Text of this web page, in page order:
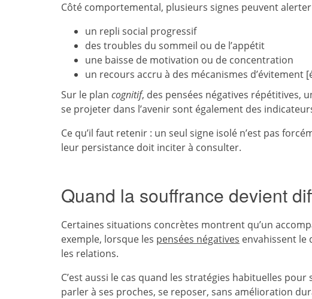
Côté comportemental, plusieurs signes peuvent
un repli social progressif
des troubles du sommeil ou de l’appétit
une baisse de motivation ou de concentration
un recours accru à des mécanismes d’évitement
Sur le plan cognitif, des pensées négatives répétitives,
se projeter dans l’avenir sont également des
Ce qu’il faut retenir : un seul signe isolé n’est pas
leur persistance doit inciter à consulter.
Quand la souffrance devient
Certaines situations concrètes montrent qu’un
exemple, lorsque les pensées négatives envahissent
les relations.
C’est aussi le cas quand les stratégies habituelles
parler à ses proches, se reposer, sans amélioration